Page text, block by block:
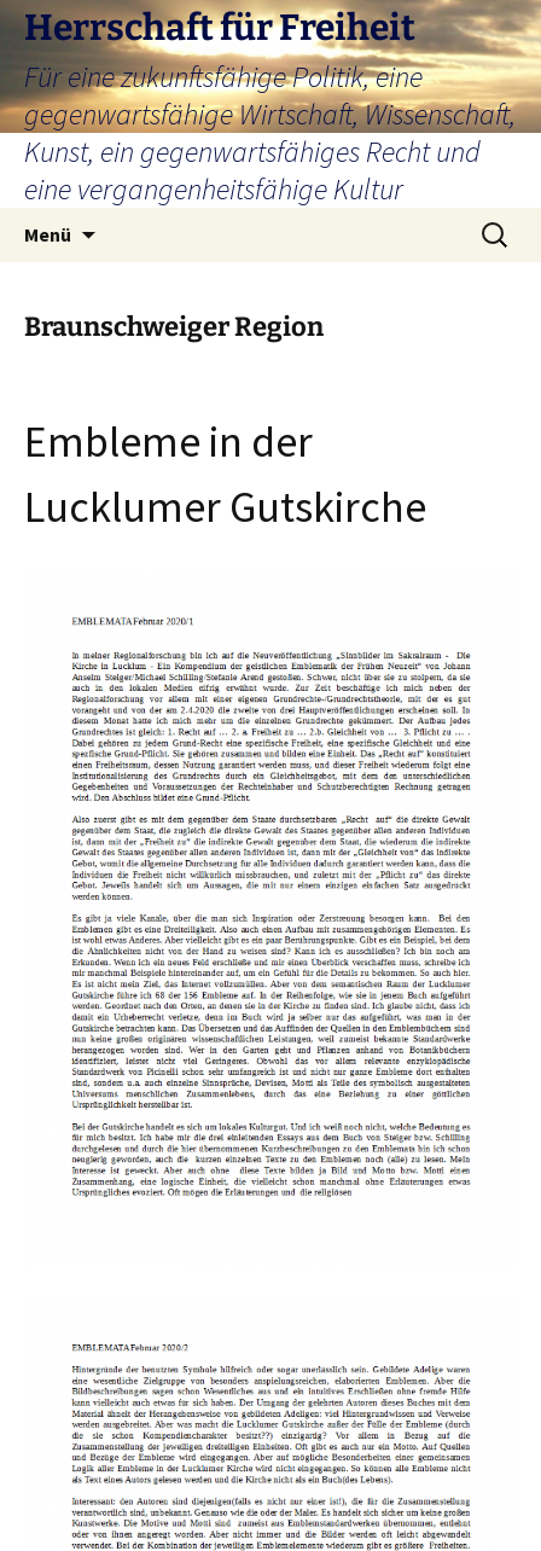
Zum
Inhalt
springen
Herrschaft für Freiheit
Für eine zukunftsfähige Politik, eine
gegenwartsfähige Wirtschaft, Wissenschaft,
Kunst, ein gegenwartsfähiges Recht und
eine vergangenheitsfähige Kultur
Menü
Suchen
nach:
Braunschweiger Region
Embleme in der
Lucklumer Gutskirche